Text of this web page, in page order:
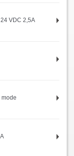
VDC 2,5A
mode